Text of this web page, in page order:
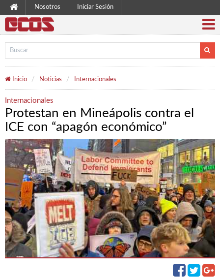
Nosotros Iniciar Sesión
Inicio Noticias Internacionales
Internacionales
Protestan en Mineápolis contra el
ICE con “apagón económico”